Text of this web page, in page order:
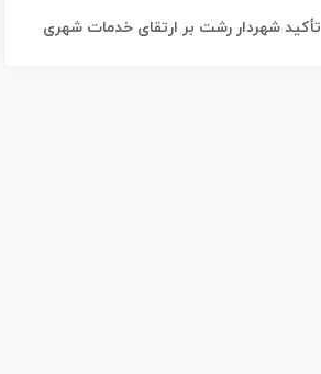
تأکید شهردار رشت بر ارتقای خدمات شهری